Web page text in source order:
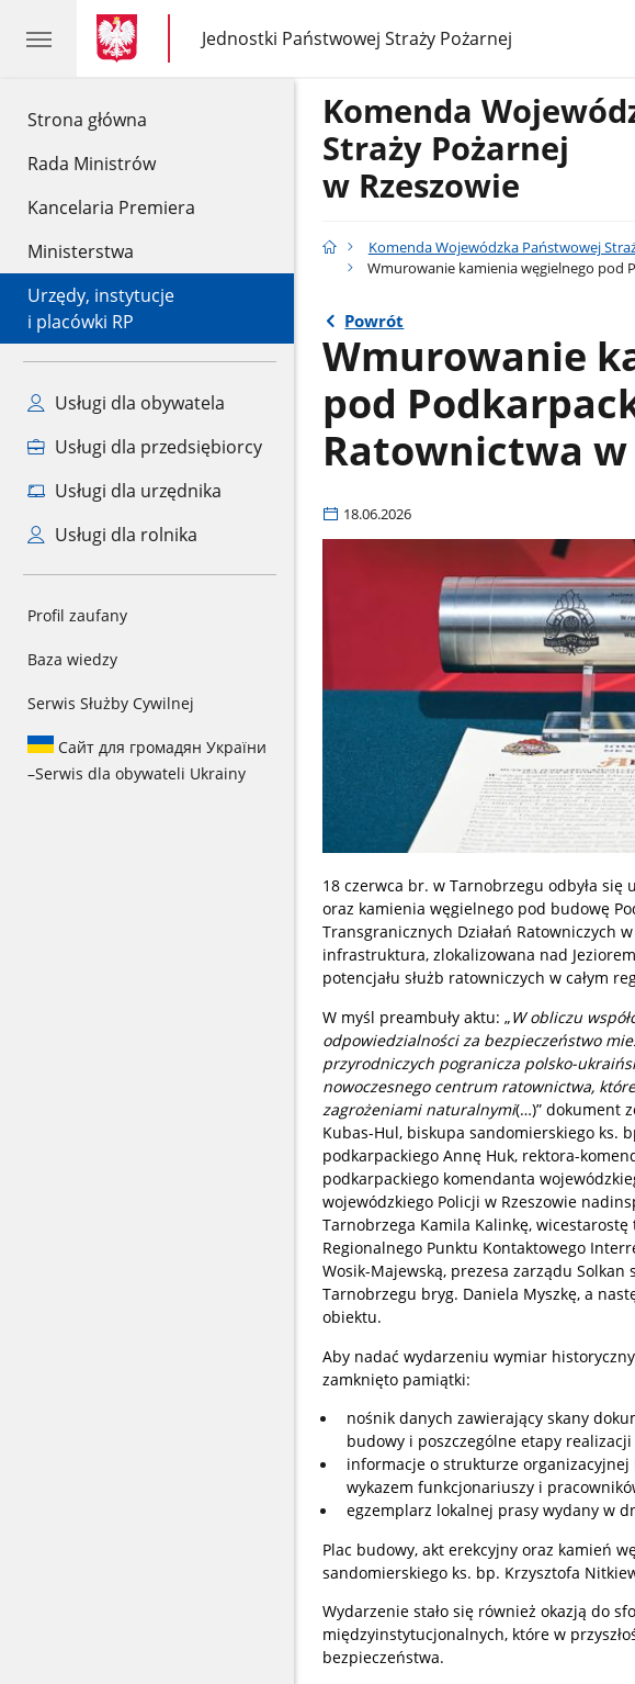
Strona główna
Rada Ministrów
Kancelaria Premiera
Ministerstwa
Urzędy, instytucje
i placówki RP
Usługi dla obywatela
Usługi dla przedsiębiorcy
Usługi dla urzędnika
Usługi dla rolnika
Profil zaufany
Baza wiedzy
Serwis Służby Cywilnej
Сайт для громадян України
–Serwis dla obywateli Ukrainy
gov.pl
gov.pl
Jednostki Państwowej Straży Pożarnej
gov.pl
Jednostki
Państwowej
Komenda
Straży Pożarnej
w Rzeszowie
Komenda Wojewódzka Państwowej
Wmurowanie kamienia węgielnego pod
Powrót
Wmurowanie
pod
Ratownictwa
18.06.2026
18 czerwca br. w Tarnobrzegu odbyła
oraz kamienia węgielnego pod budowę
Transgranicznych Działań Ratowniczych
infrastruktura, zlokalizowana nad
potencjału służb ratowniczych w całym
W myśl preambuły aktu: „W obliczu
odpowiedzialności za bezpieczeństwo
przyrodniczych pogranicza polsko-
nowoczesnego centrum ratownictwa,
zagrożeniami naturalnymi(…)” dokument
Kubas-Hul, biskupa sandomierskiego ks.
podkarpackiego Annę Huk, rektora-
podkarpackiego komendanta
wojewódzkiego Policji w Rzeszowie
Tarnobrzega Kamila Kalinkę,
Regionalnego Punktu Kontaktowego
Wosik-Majewską, prezesa zarządu
Tarnobrzegu bryg. Daniela Myszkę, a
obiektu.
Aby nadać wydarzeniu wymiar
zamknięto pamiątki:
nośnik danych zawierający skany
budowy i poszczególne etapy
informacje o strukturze organizacyjnej
wykazem funkcjonariuszy i
egzemplarz lokalnej prasy wydany w
Plac budowy, akt erekcyjny oraz kamień
sandomierskiego ks. bp. Krzysztofa
Wydarzenie stało się również okazją do
międzyinstytucjonalnych, które w
bezpieczeństwa.